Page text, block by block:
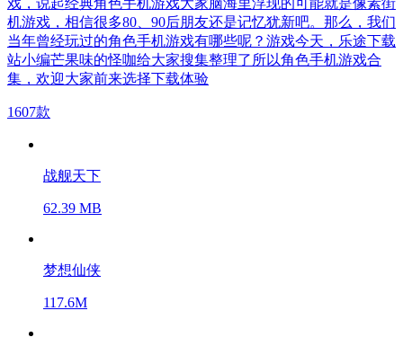
机游戏，相信很多80、90后朋友还是记忆犹新吧。那么，我们
当年曾经玩过的角色手机游戏有哪些呢？游戏今天，乐途下载
站小编芒果味的怪咖给大家搜集整理了所以角色手机游戏合
集，欢迎大家前来选择下载体验
1607款
战舰天下
62.39 MB
梦想仙侠
117.6M